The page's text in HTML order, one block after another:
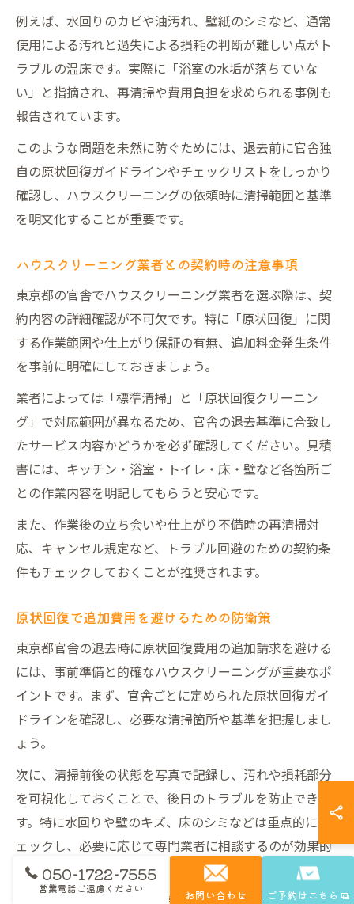
例えば、水回りのカビや油汚れ、壁紙のシミなど、通常
使用による汚れと過失による損耗の判断が難しい点がト
ラブルの温床です。実際に「浴室の水垢が落ちていな
い」と指摘され、再清掃や費用負担を求められる事例も
報告されています。
このような問題を未然に防ぐためには、退去前に官舎独
自の原状回復ガイドラインやチェックリストをしっかり
確認し、ハウスクリーニングの依頼時に清掃範囲と基準
を明文化することが重要です。
ハウスクリーニング業者との契約時の注意事項
東京都の官舎でハウスクリーニング業者を選ぶ際は、契
約内容の詳細確認が不可欠です。特に「原状回復」に関
する作業範囲や仕上がり保証の有無、追加料金発生条件
を事前に明確にしておきましょう。
業者によっては「標準清掃」と「原状回復クリーニン
グ」で対応範囲が異なるため、官舎の退去基準に合致し
たサービス内容かどうかを必ず確認してください。見積
書には、キッチン・浴室・トイレ・床・壁など各箇所ご
との作業内容を明記してもらうと安心です。
また、作業後の立ち会いや仕上がり不備時の再清掃対
応、キャンセル規定など、トラブル回避のための契約条
件もチェックしておくことが推奨されます。
原状回復で追加費用を避けるための防衛策
東京都官舎の退去時に原状回復費用の追加請求を避ける
には、事前準備と的確なハウスクリーニングが重要なポ
イントです。まず、官舎ごとに定められた原状回復ガイ
ドラインを確認し、必要な清掃箇所や基準を把握しまし
ょう。
次に、清掃前後の状態を写真で記録し、汚れや損耗部分
を可視化しておくことで、後日のトラブルを防止できま
す。特に水回りや壁のキズ、床のシミなどは重点的にチ
ェックし、必要に応じて専門業者に相談するのが効果的
です。050-1722-7555
営業電話ご遠慮ください お問い合わせ ご予約はこちら